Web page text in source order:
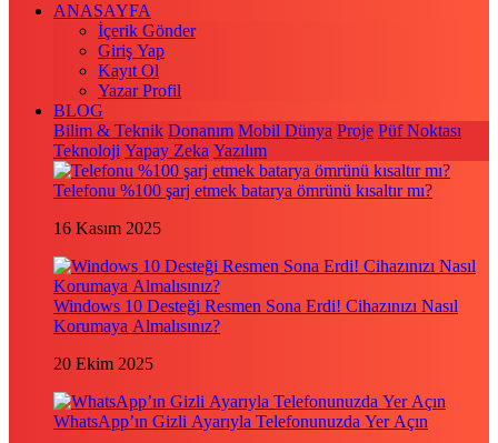
ANASAYFA
İçerik Gönder
Giriş Yap
Kayıt Ol
Yazar Profil
BLOG
Bilim & Teknik Donanım Mobil Dünya Proje Püf Noktası
Teknoloji Yapay Zeka Yazılım
Telefonu %100 şarj etmek batarya ömrünü kısaltır mı?
16 Kasım 2025
Windows 10 Desteği Resmen Sona Erdi! Cihazınızı Nasıl
Korumaya Almalısınız?
20 Ekim 2025
WhatsApp’ın Gizli Ayarıyla Telefonunuzda Yer Açın